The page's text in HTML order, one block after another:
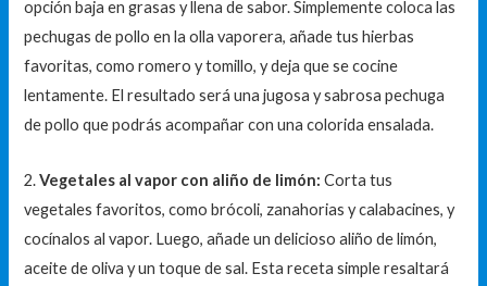
opción baja en grasas y llena de sabor. Simplemente coloca las
pechugas de pollo en la olla vaporera, añade tus hierbas
favoritas, como romero y tomillo, y deja que se cocine
lentamente. El resultado será una jugosa y sabrosa pechuga
de pollo que podrás acompañar con una colorida ensalada.
2.Vegetales al vapor con aliño de limón: Corta tus
vegetales favoritos, como brócoli, zanahorias y calabacines, y
cocínalos al vapor. Luego, añade un delicioso aliño de limón,
aceite de oliva y un toque de sal. Esta receta simple resaltará